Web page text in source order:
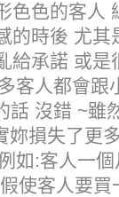
色色的客人
的時後 尤其
給承諾 或是
客人都會跟
話 沒錯 ~雖
妳損失了更
如:客人一
使客人要